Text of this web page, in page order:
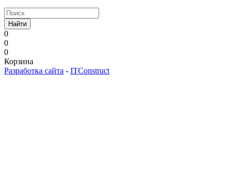
Найти
0
0
0
Корзина
Разработка сайта - ITConstruct